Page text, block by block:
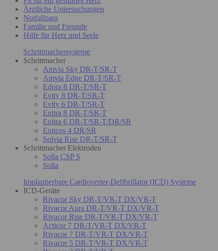
Ärztliche Untersuchungen
Notfallpass
Familie und Freunde
Hilfe für Herz und Seele
Schrittmachersysteme
Schrittmacher
Amvia Sky DR-T/SR-T
Amvia Edge DR-T/SR-T
Edora 8 DR-T/SR-T
Evity 8 DR-T/SR-T
Evity 6 DR-T/SR-T
Enitra 8 DR-T/SR-T
Enitra 6 DR-T/SR-T/DR/SR
Enticos 4 DR/SR
Solvia Rise DR-T/SR-T
Schrittmacher Elektroden
Solia CSP S
Solia
Implantierbare Cardioverter-Defibrillator (ICD) Systeme
ICD-Geräte
Rivacor Sky DR-T/VR-T DX/VR-T
Rivacor Aura DR-T/VR-T DX/VR-T
Rivacor Rise DR-T/VR-T DX/VR-T
Acticor 7 DR-T/VR-T DX/VR-T
Rivacor 7 DR-T/VR-T DX/VR-T
Rivacor 5 DR-T/VR-T DX/VR-T